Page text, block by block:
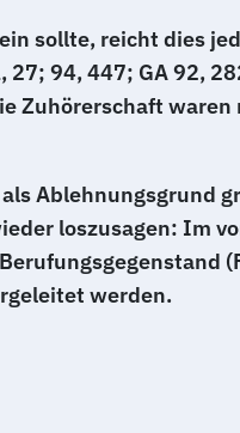
sollte, reicht dies
94, 447; GA 92,
Zuhörerschaft
Ablehnungsgrund
loszusagen: Im
werden.